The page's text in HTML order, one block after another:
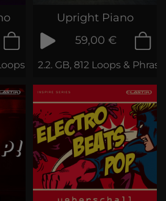
& Samples
Upright Piano
59,00 €
2.2. GB, 812 Loops &